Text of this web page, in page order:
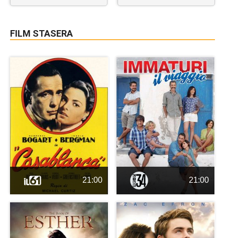
FILM STASERA
21:00 21:00